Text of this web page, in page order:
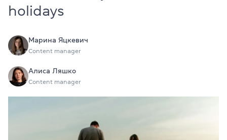
holidays
Марина Яцкевич
Content manager
Алиса Ляшко
Content manager